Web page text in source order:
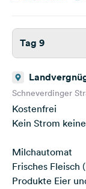
Tag 9
Schneverdinger
Kostenfrei
Kein Strom
Milchautomat
Frisches Fleisch
Produkte Eier